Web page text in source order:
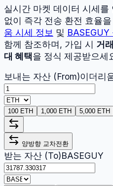
실시간 마켓 데이터 시세
없이 즉각 전송 환전 효율
움 시세 정보 및 BASEGUY
함께 참조하며, 가입 시 거
대 혜택을 정식 제공받으세
보내는 자산 (From)이더리
100 ETH 1,000 ETH 5,000 ETH
양방향 교차전환
받는 자산 (To)BASEGUY